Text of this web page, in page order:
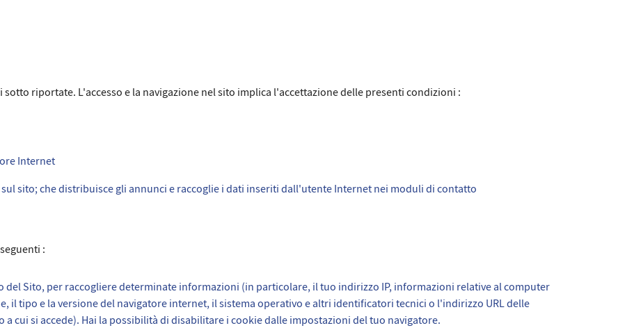
riportate. L'accesso e la navigazione nel sito implica l'accettazione delle presenti condizioni :
Internet
sito; che distribuisce gli annunci e raccoglie i dati inseriti dall'utente Internet nei moduli di contatto
:
Sito, per raccogliere determinate informazioni (in particolare, il tuo indirizzo IP, informazioni relative al computer
il tipo e la versione del navigatore internet, il sistema operativo e altri identificatori tecnici o l'indirizzo URL delle
cui si accede). Hai la possibilità di disabilitare i cookie dalle impostazioni del tuo navigatore.